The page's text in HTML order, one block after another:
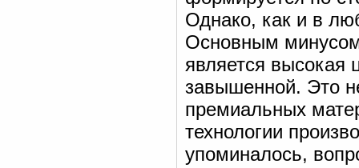
Однако, как и в
Основным
является высокая
завышенной. Это
премиальных
технологии
упоминалось,